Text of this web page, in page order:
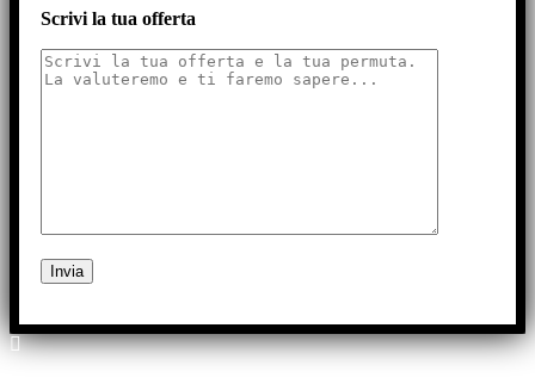
Scrivi la tua offerta